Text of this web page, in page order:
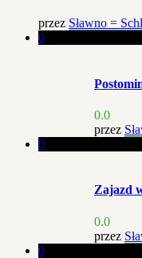
przez Sławno =
0
0.0
przez
0
Zajazd
0.0
przez
0